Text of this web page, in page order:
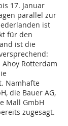
17. Januar
parallel zur
ist
für den
ist die
Rotterdam
Namhafte
die Bauer AG,
Mall GmbH
zugesagt.